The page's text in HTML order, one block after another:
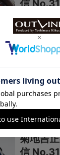
信
示する
なジュ
ーフ
菊地吉
信
発表か
菊地吉
信